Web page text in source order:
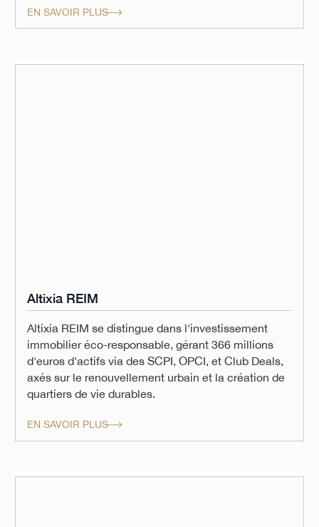
EN SAVOIR PLUS
Altixia REIM
Altixia REIM se distingue dans l'investissement
immobilier éco-responsable, gérant 366 millions
d'euros d'actifs via des SCPI, OPCI, et Club Deals,
axés sur le renouvellement urbain et la création de
quartiers de vie durables.
EN SAVOIR PLUS